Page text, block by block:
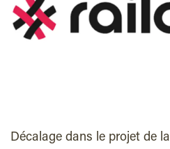
Décalage dans le projet de